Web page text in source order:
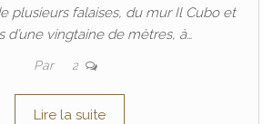
plusieurs falaises, du mur Il Cubo et
d’une vingtaine de mètres, à…
Par 2
Lire la suite